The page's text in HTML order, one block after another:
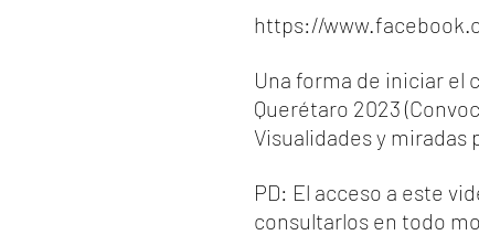
https://
Una forma de iniciar el
Querétaro 2023
Visualidades y miradas
PD: El acceso a este
consultarlos en todo